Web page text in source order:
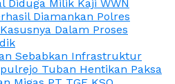
Diduga Milik Kaji WWN
Diamankan Polres
Dalam Proses
Sebabkan Infrastruktur
Tuban Hentikan Paksa